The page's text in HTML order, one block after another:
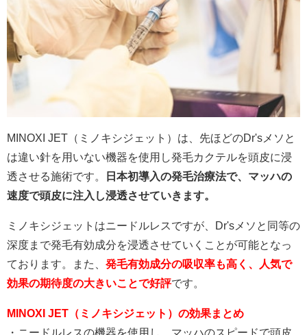
MINOXI JET（ミノキシジェット）は、先ほどのDr'sメソと
は違い針を用いない機器を使用し発毛カクテルを頭皮に浸
透させる施術です。
日本初導入の発毛治療法で、マッハの
速度で頭皮に注入し浸透させていきます。
ミノキシジェットはニードルレスですが、Dr'sメソと同等の
深度まで発毛有効成分を浸透させていくことが可能となっ
ております。また、 発毛有効成分の吸収率も高く、人気で
効果の期待度の大きいことで好評です。
MINOXI JET（ミノキシジェット）の効果まとめ
・ニードルレスの機器を使用し、マッハのスピードで頭皮